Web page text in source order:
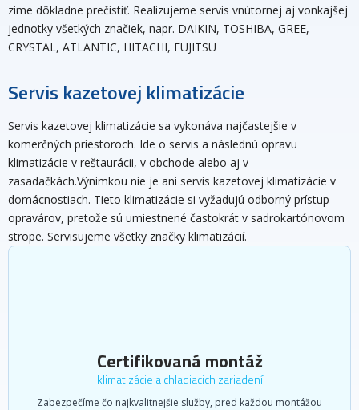
zime dôkladne prečistiť. Realizujeme servis vnútornej aj vonkajšej
jednotky všetkých značiek, napr. DAIKIN, TOSHIBA, GREE,
CRYSTAL, ATLANTIC, HITACHI, FUJITSU
Servis kazetovej klimatizácie
Servis kazetovej klimatizácie sa vykonáva najčastejšie v
komerčných priestoroch. Ide o servis a následnú opravu
klimatizácie v reštaurácii, v obchode alebo aj v
zasadačkách.Výnimkou nie je ani servis kazetovej klimatizácie v
domácnostiach. Tieto klimatizácie si vyžadujú odborný prístup
opravárov, pretože sú umiestnené častokrát v sadrokartónovom
strope. Servisujeme všetky značky klimatizácií.
Certifikovaná montáž
klimatizácie a chladiacich zariadení
Zabezpečíme čo najkvalitnejšie služby, pred každou montážou